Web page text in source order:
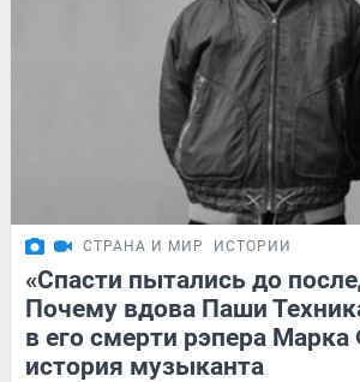
СТРАНА И МИР ИСТОРИИ
«Спасти пытались до
Почему вдова Паши
в его смерти рэпера
история музыканта